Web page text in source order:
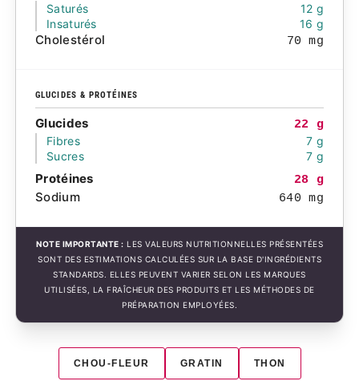
Saturés
12 g
Insaturés
16 g
Cholestérol 70 mg
GLUCIDES & PROTÉINES
Glucides
22 g
Fibres
7 g
Sucres
7 g
Protéines 28 g
Sodium 640 mg
NOTE IMPORTANTE : LES VALEURS NUTRITIONNELLES PRÉSENTÉES
SONT DES ESTIMATIONS CALCULÉES SUR LA BASE D'INGRÉDIENTS
STANDARDS. ELLES PEUVENT VARIER SELON LES MARQUES
UTILISÉES, LA FRAÎCHEUR DES PRODUITS ET LES MÉTHODES DE
PRÉPARATION EMPLOYÉES.
CHOU-FLEUR GRATIN THON